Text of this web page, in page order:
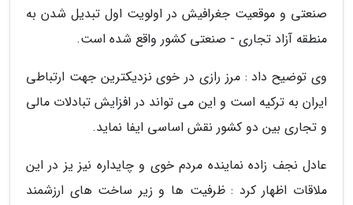
صنعتی و موقعیت جغرافیش در اولویت اول تبدیل شدن به
منطقه آزاد تجاری - صنعتی کشور واقع شده است.
وی توضیح داد : مرز رازی در خوی نزدیکترین جهت ارتباطی
ایران به ترکیه است و این می تواند در افزایش تبادلات مالی
و تجاری بین دو کشور نقش اساسی ایفا نماید.
عادل نجف زاده نماینده مردم خوی و چایداره نیز یز در این
ملاقات اظهار کرد : ظرفیت ها و زیر ساخت های ارزشمند